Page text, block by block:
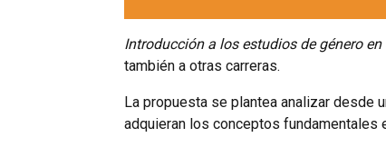
Introducción a los estudios de género
también a otras carreras.
La propuesta se plantea analizar desde
adquieran los conceptos fundamentales